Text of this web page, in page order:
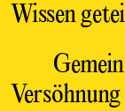
Wissen